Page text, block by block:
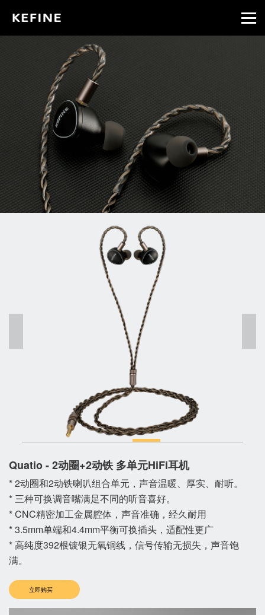
Quatio - 2动圈+2动铁 多单元HiFi耳机
* 2动圈和2动铁喇叭组合单元，声音温暖、厚实、耐听。
* 三种可换调音嘴满足不同的听音喜好。
* CNC精密加工金属腔体，声音准确，经久耐用
* 3.5mm单端和4.4mm平衡可换插头，适配性更广
* 高纯度392根镀银无氧铜线，信号传输无损失，声音饱
满。
立即购买